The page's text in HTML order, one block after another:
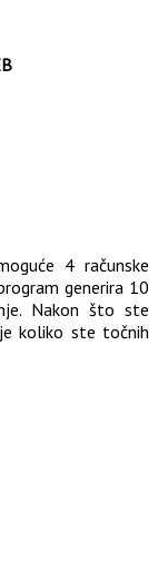
4 računske
generira 10
Nakon što ste
koliko ste točnih